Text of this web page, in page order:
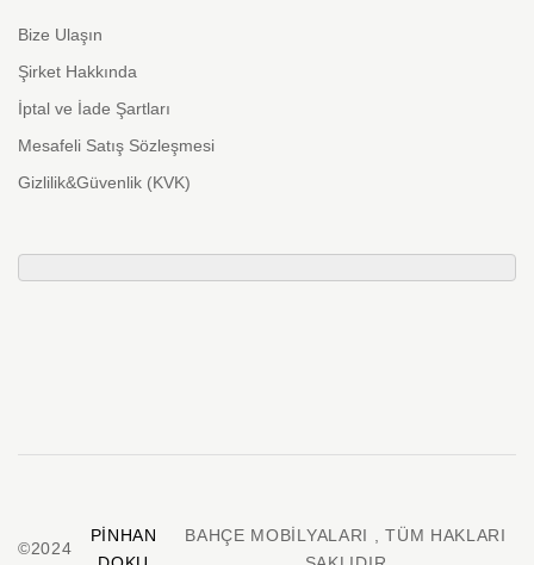
Bize Ulaşın
Şirket Hakkında
İptal ve İade Şartları
Mesafeli Satış Sözleşmesi
Gizlilik&Güvenlik (KVK)
©2024
PINHAN
BAHÇE MOBILYALARI , TÜM HAKLARI